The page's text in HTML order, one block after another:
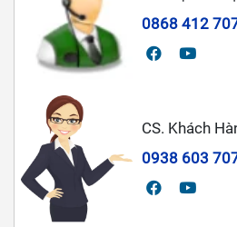
0868 412
CS. Khách
0938 603